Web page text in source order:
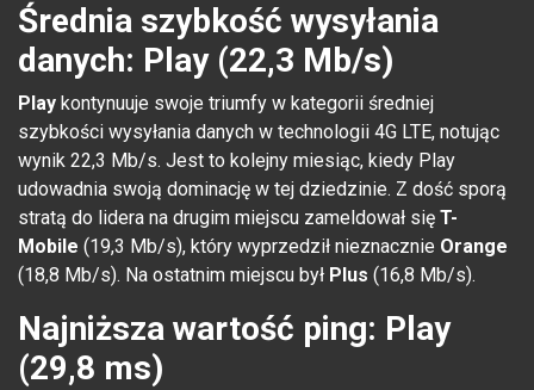
Średnia szybkość wysyłania
danych: Play (22,3 Mb/s)
Play kontynuuje swoje triumfy w kategorii średniej
szybkości wysyłania danych w technologii 4G LTE, notując
wynik 22,3 Mb/s. Jest to kolejny miesiąc, kiedy Play
udowadnia swoją dominację w tej dziedzinie. Z dość sporą
stratą do lidera na drugim miejscu zameldował się T-
Mobile (19,3 Mb/s), który wyprzedził nieznacznie Orange
(18,8 Mb/s). Na ostatnim miejscu był Plus (16,8 Mb/s).
Najniższa wartość ping: Play
(29,8 ms)